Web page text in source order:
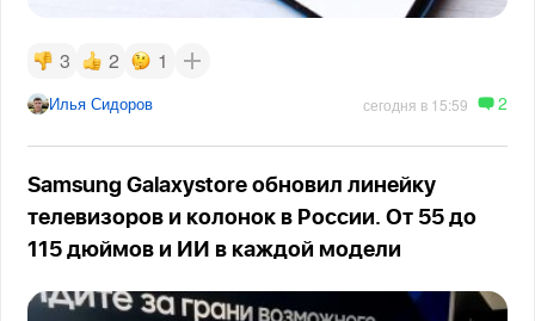
3 2 1
Илья Сидоров сегодня в 15:59 2
Samsung Galaxystore обновил линейку
телевизоров и колонок в России. От 55 до
115 дюймов и ИИ в каждой модели